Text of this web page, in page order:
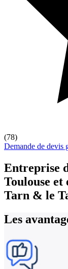
(78)
Demande de devis
Entreprise
Toulouse et
Tarn & le
Les